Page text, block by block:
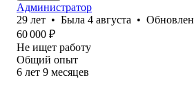
Администратор
29 лет • Была 4 августа •
60 000 ₽
Не ищет работу
Общий опыт
6 лет 9 месяцев